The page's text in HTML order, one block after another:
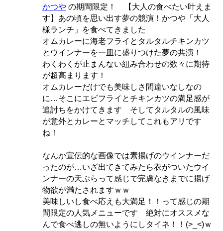
かつやの期間限定！ 【大人の食べたい叶えま
す】あの頃を思い出す夢の競演！かつや「大人
様ランチ」を食べてきました
オムカレーに海老フライとタルタルチキンカツ
とウインナーを一皿に盛りつけた夢の共演！
わくわくが止まんない組み合わせの数々に期待
が超高まります！
オムカレーだけでも美味しさ間違いなしなの
に…そこにエビフライとチキンカツの満足感が
追討ちをかけてきます そしてタルタルの風味
が意外とカレーとマッチしてこれもアリです
ね！
なんか宣伝的な画像では素揚げのウインナーだ
ったのが…いざ出てきてみたら衣がついたウイ
ンナーの天ぷらって感じで完膚なきまでに揚げ
物欲が満たされますｗｗ
美味しいし食べ応えも大満足！！って感じの期
間限定の人気メニューです 絶対にオススメな
んで食べ逃しの無いようにしタイネ！！(>_<)ｗ